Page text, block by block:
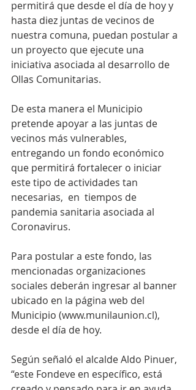
permitirá que desde el día de hoy y
hasta diez juntas de vecinos de
nuestra comuna, puedan postular a
un proyecto que ejecute una
iniciativa asociada al desarrollo de
Ollas Comunitarias.
De esta manera el Municipio
pretende apoyar a las juntas de
vecinos más vulnerables,
entregando un fondo económico
que permitirá fortalecer o iniciar
este tipo de actividades tan
necesarias,  en  tiempos de
pandemia sanitaria asociada al
Coronavirus.
Para postular a este fondo, las
mencionadas organizaciones
sociales deberán ingresar al banner
ubicado en la página web del
Municipio (www.munilaunion.cl),
desde el día de hoy.
Según señaló el alcalde Aldo Pinuer,
“este Fondeve en específico, está